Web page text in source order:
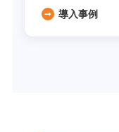
導入事例